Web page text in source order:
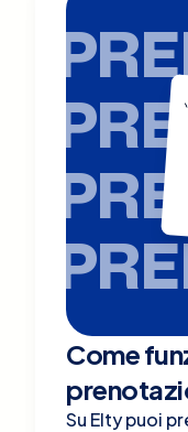
Come
Su Elty puoi